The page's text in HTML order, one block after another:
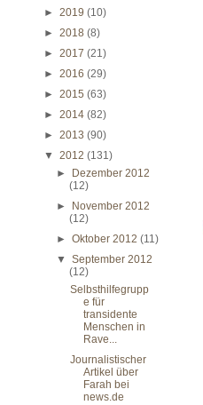
► 2019 (10)
► 2018 (8)
► 2017 (21)
► 2016 (29)
► 2015 (63)
► 2014 (82)
► 2013 (90)
▼ 2012 (131)
►
Dezember 2012
(12)
►
November 2012
(12)
►Oktober 2012(11)
▼September 2012
(12)
Selbsthilfegrupp
e für
transidente
Menschen in
Rave...
Journalistischer
Artikel über
Farah bei
news.de